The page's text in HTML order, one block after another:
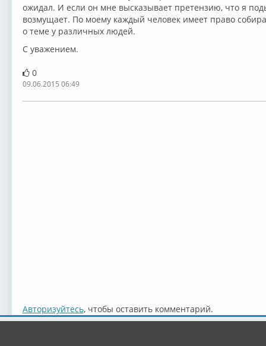
ожидал. И если он мне высказывает претензию, что я
возмущает. По моему каждый человек имеет право
о теме у различных людей.
С уважением.
0
09.06.2015 06:49
Авторизуйтесь, чтобы оставить комментарий.